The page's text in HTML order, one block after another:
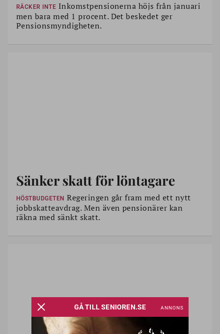
RÄCKER INTE Inkomstpensionerna höjs från januari
men bara med 1 procent. Det beskedet ger
Pensionsmyndigheten.
Sänker skatt för löntagare
HÖSTBUDGETEN Regeringen går fram med ett nytt
jobbskatteavdrag. Men även pensionärer kan
räkna med sänkt skatt.